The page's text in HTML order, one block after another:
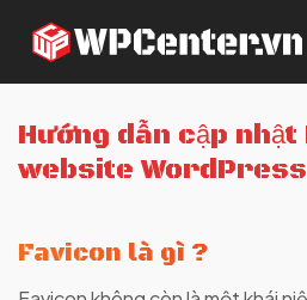
Hướng dẫn cập
website WordPress
Favicon là gì ?